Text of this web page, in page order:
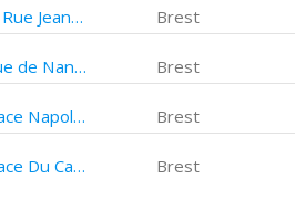
Crédit Mutuel Brest 108 Rue Jean Jaurès Brest
Crédit Mutuel Brest 6 Rue de Nantes Brest
Crédit Mutuel Brest 3 Place Napoléon Iii Brest
Crédit Mutuel Brest 1 Place Du Capitaine Guynemer Brest